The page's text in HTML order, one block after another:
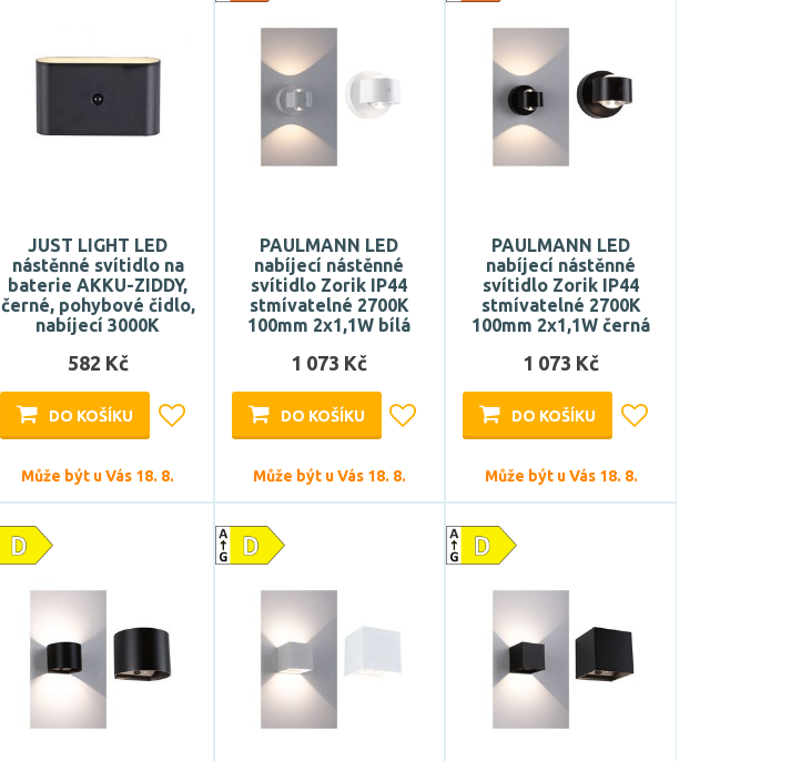
JUST LIGHT LED
nástěnné svítidlo na
baterie AKKU-ZIDDY,
černé, pohybové čidlo,
nabíjecí 3000K
582 Kč
DO KOŠÍKU
Může být u Vás 18. 8.
PAULMANN LED
nabíjecí nástěnné
svítidlo Zorik IP44
stmívatelné 2700K
100mm 2x1,1W bílá
1 073 Kč
DO KOŠÍKU
Může být u Vás 18. 8.
PAULMANN LED
nabíjecí nástěnné
svítidlo Zorik IP44
stmívatelné 2700K
100mm 2x1,1W černá
1 073 Kč
DO KOŠÍKU
Může být u Vás 18. 8.